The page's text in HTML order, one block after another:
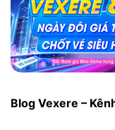
Blog Vexere –